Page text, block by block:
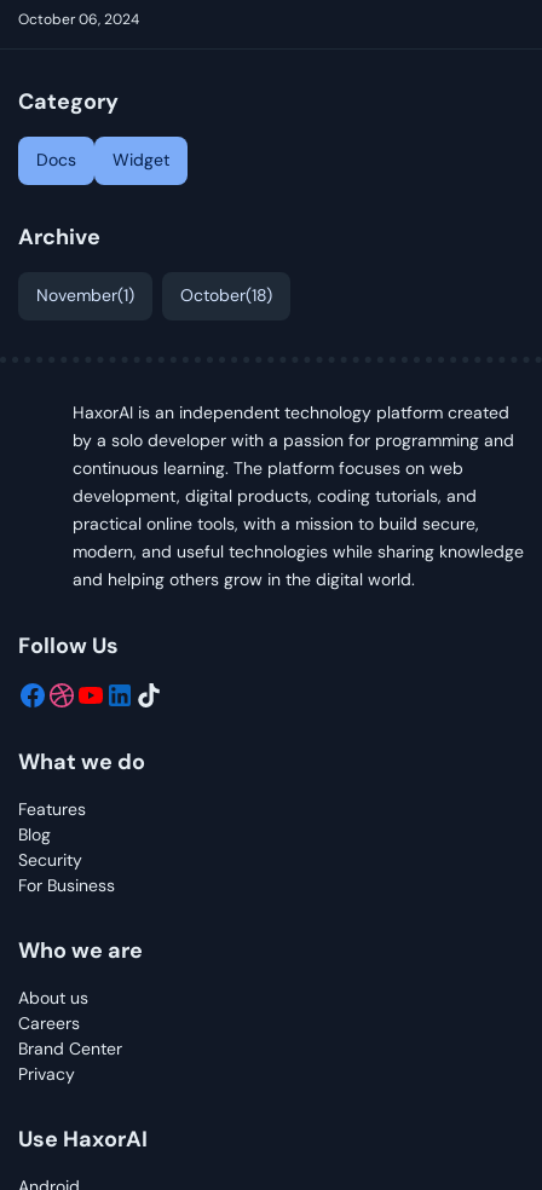
October 06, 2024
Category
Docs Widget
Archive
November(1) October(18)
HaxorAI is an independent technology platform created
by a solo developer with a passion for programming and
continuous learning. The platform focuses on web
development, digital products, coding tutorials, and
practical online tools, with a mission to build secure,
modern, and useful technologies while sharing knowledge
and helping others grow in the digital world.
Follow Us
What we do
Features
Blog
Security
For Business
Who we are
About us
Careers
Brand Center
Privacy
Use HaxorAI